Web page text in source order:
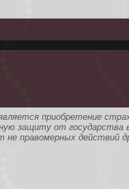
приобретение
защиту от государства
правомерных действий